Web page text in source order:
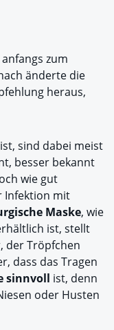
zum
änderte die
heraus,
sind dabei meist
besser bekannt
wie gut
Infektion mit
Maske, wie
ist, stellt
der Tröpfchen
dass das Tragen
sinnvoll ist, denn
oder Husten